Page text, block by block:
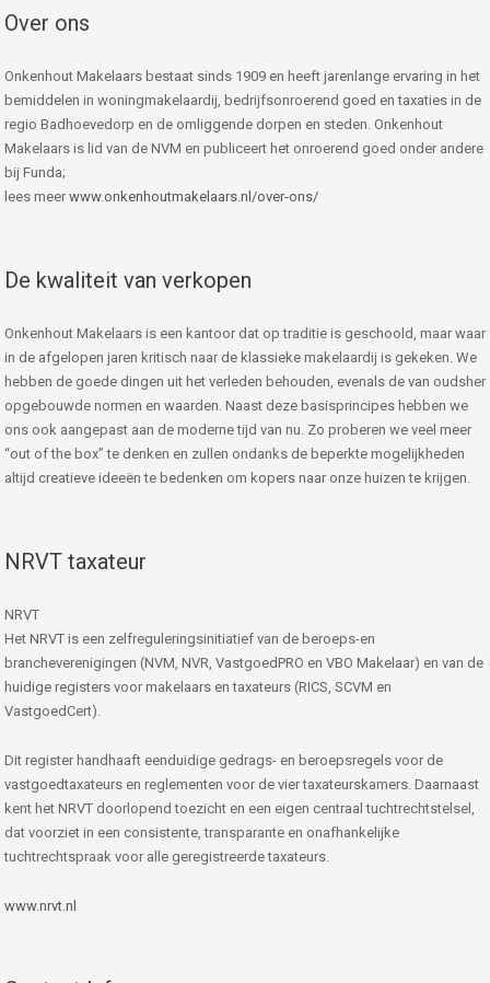
Over ons
Onkenhout Makelaars bestaat sinds 1909 en heeft jarenlange ervaring in het
bemiddelen in woningmakelaardij, bedrijfsonroerend goed en taxaties in de
regio Badhoevedorp en de omliggende dorpen en steden. Onkenhout
Makelaars is lid van de NVM en publiceert het onroerend goed onder andere
bij Funda;
lees meer www.onkenhoutmakelaars.nl/over-ons/
De kwaliteit van verkopen
Onkenhout Makelaars is een kantoor dat op traditie is geschoold, maar waar
in de afgelopen jaren kritisch naar de klassieke makelaardij is gekeken. We
hebben de goede dingen uit het verleden behouden, evenals de van oudsher
opgebouwde normen en waarden. Naast deze basisprincipes hebben we
ons ook aangepast aan de moderne tijd van nu. Zo proberen we veel meer
“out of the box” te denken en zullen ondanks de beperkte mogelijkheden
altijd creatieve ideeën te bedenken om kopers naar onze huizen te krijgen.
NRVT taxateur
NRVT
Het NRVT is een zelfreguleringsinitiatief van de beroeps-en
brancheverenigingen (NVM, NVR, VastgoedPRO en VBO Makelaar) en van de
huidige registers voor makelaars en taxateurs (RICS, SCVM en
VastgoedCert).
Dit register handhaaft eenduidige gedrags- en beroepsregels voor de
vastgoedtaxateurs en reglementen voor de vier taxateurskamers. Daarnaast
kent het NRVT doorlopend toezicht en een eigen centraal tuchtrechtstelsel,
dat voorziet in een consistente, transparante en onafhankelijke
tuchtrechtspraak voor alle geregistreerde taxateurs.
www.nrvt.nl